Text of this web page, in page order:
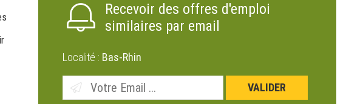
Recevoir des offres d'emploi
similaires par email
Localité : Bas-Rhin